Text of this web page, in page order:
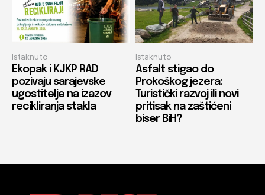
Istaknuto
Ekopak i KJKP RAD
pozivaju sarajevske
ugostitelje na izazov
recikliranja stakla
Istaknuto
Asfalt stigao do
Prokoškog jezera:
Turistički razvoj ili novi
pritisak na zaštićeni
biser BiH?